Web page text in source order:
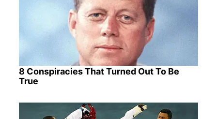
8 Conspiracies That Turned Out To Be
True